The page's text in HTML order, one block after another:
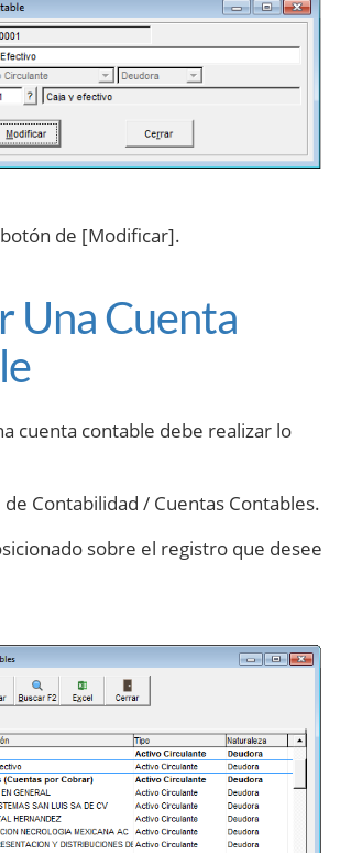
de [Modificar].
Una Cuenta
cuenta contable debe realizar lo
Contabilidad / Cuentas Contables.
sobre el registro que desee